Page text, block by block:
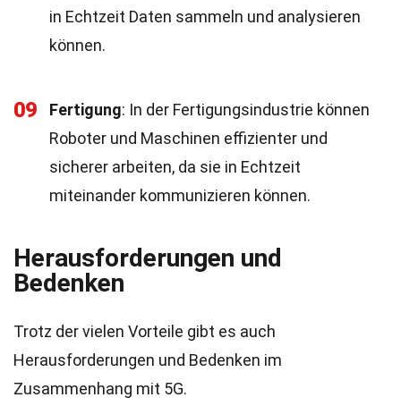
in Echtzeit Daten sammeln und analysieren
können.
09 Fertigung: In der Fertigungsindustrie können
Roboter und Maschinen effizienter und
sicherer arbeiten, da sie in Echtzeit
miteinander kommunizieren können.
Herausforderungen und
Bedenken
Trotz der vielen Vorteile gibt es auch
Herausforderungen und Bedenken im
Zusammenhang mit 5G.